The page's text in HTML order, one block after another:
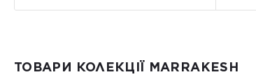
ТОВАРИ КОЛЕКЦІЇ MARRAKESH